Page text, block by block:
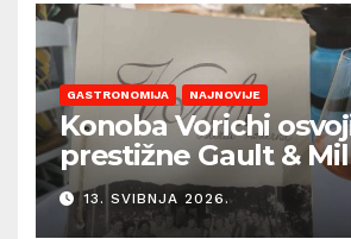
GASTRONOMIJA NAJNOVIJE
Konoba Vorichi
prestižne Gault &
kapice
13. SVIBNJA 2026.